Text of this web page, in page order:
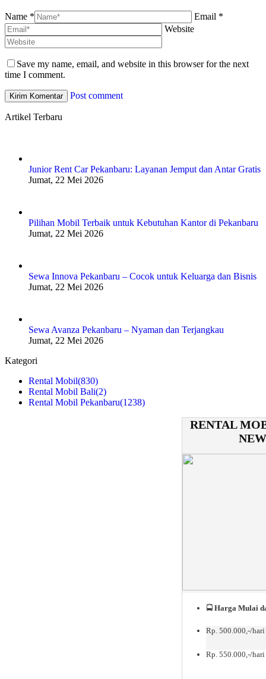
Name *
Email *
Website
Save my name, email, and website in this browser for the next
time I comment.
Post comment
Artikel Terbaru
Junior Rent Car Pekanbaru: Layanan Jemput dan Antar Gratis
Jumat, 22 Mei 2026
Pilihan Mobil Terbaik untuk Kebutuhan Kantor di Pekanbaru
Jumat, 22 Mei 2026
Sewa Innova Pekanbaru – Cocok untuk Keluarga dan Bisnis
Jumat, 22 Mei 2026
Sewa Avanza Pekanbaru – Nyaman dan Terjangkau
Jumat, 22 Mei 2026
Kategori
Rental Mobil(830)
Rental Mobil Bali(2)
Rental Mobil Pekanbaru(1238)
RENTAL
🚍 Harga Mulai
Rp. 500.000,-/
Rp. 550.000,-/